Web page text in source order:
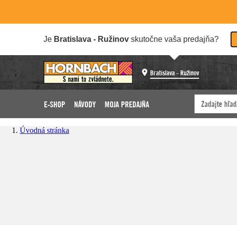
Je Bratislava - Ružinov skutočne vaša predajňa?
Bratislava - Ružinov
E-SHOP NÁVODY MOJA PREDAJŇA
Úvodná stránka